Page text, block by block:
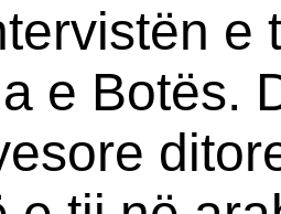
e
e Botës.